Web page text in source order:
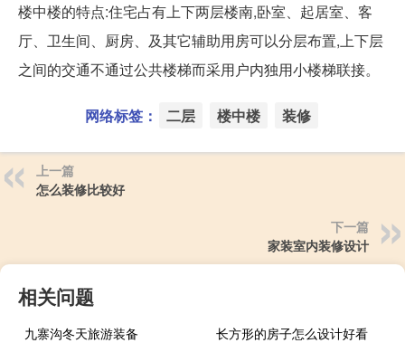
楼中楼的特点:住宅占有上下两层楼南,卧室、起居室、客
厅、卫生间、厨房、及其它辅助用房可以分层布置,上下层
之间的交通不通过公共楼梯而采用户内独用小楼梯联接。
网络标签： 二层 楼中楼 装修
上一篇
怎么装修比较好
下一篇
家装室内装修设计
相关问题
九寨沟冬天旅游装备
长方形的房子怎么设计好看